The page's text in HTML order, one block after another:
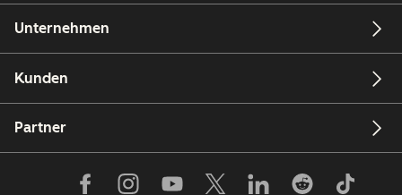
Unternehmen
Kunden
Partner